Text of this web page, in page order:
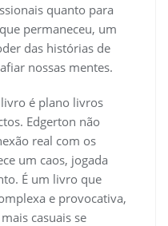
quanto para
permaneceu, um
das histórias de
nossas mentes.
é plano livros
Edgerton não
real com os
um caos, jogada
É um livro que
e provocativa,
casuais se